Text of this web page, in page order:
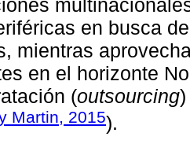
en busca
mientras
en el horizonte
(outsourcing
Martin, 2015).